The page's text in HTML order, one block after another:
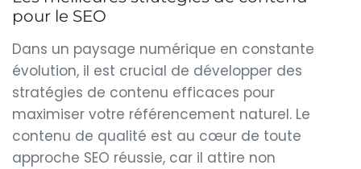
pour le SEO
Dans un paysage numérique en constante
évolution, il est crucial de développer des
stratégies de contenu efficaces pour
maximiser votre référencement naturel. Le
contenu de qualité est au cœur de toute
approche SEO réussie, car il attire non